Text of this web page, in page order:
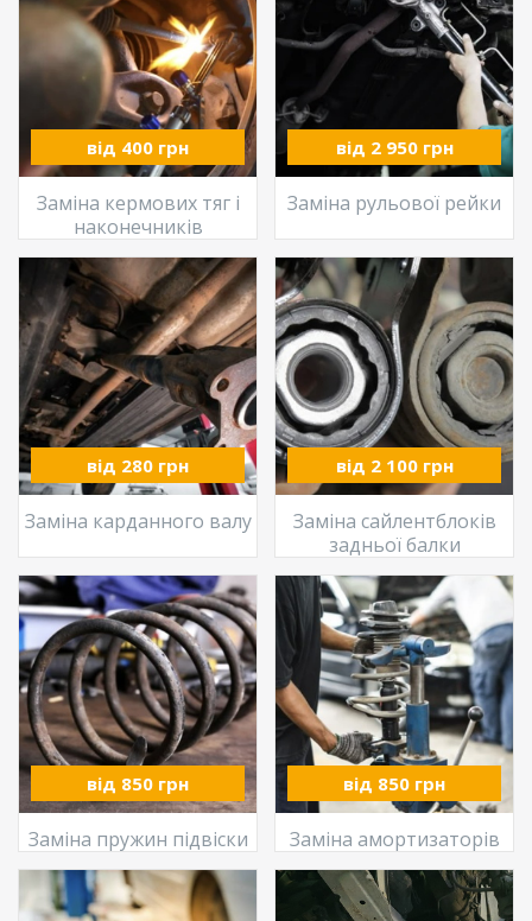
від 400 грн
Заміна кермових тяг і
наконечників
від 2 950 грн
Заміна рульової рейки
від 280 грн
Заміна карданного валу
від 2 100 грн
Заміна сайлентблоків
задньої балки
від 850 грн
Заміна пружин підвіски
від 850 грн
Заміна амортизаторів